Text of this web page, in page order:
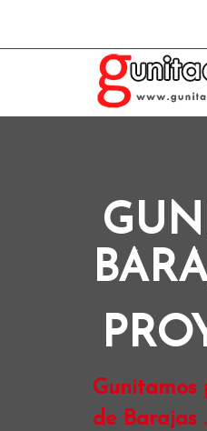
Gunitamos
de Barajas .